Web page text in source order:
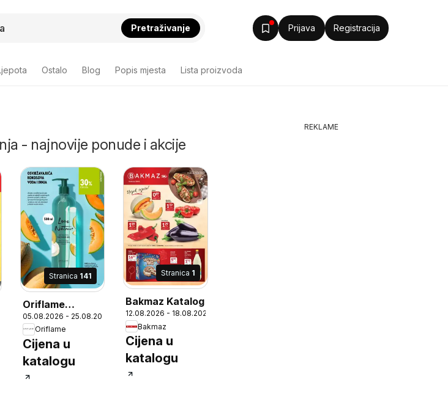
Pretraživanje Prijava Registracija
Ostalo Blog Popis mjesta Lista proizvoda
- najnovije ponude i akcije
Stranica 141
Oriflame
Katalog
05.08.2026 - 25.08.2026
Oriflame
Cijena u
katalogu
Stranica 1
Bakmaz Katalog
12.08.2026 - 18.08.2026
Bakmaz
Cijena u
katalogu
REKLAME